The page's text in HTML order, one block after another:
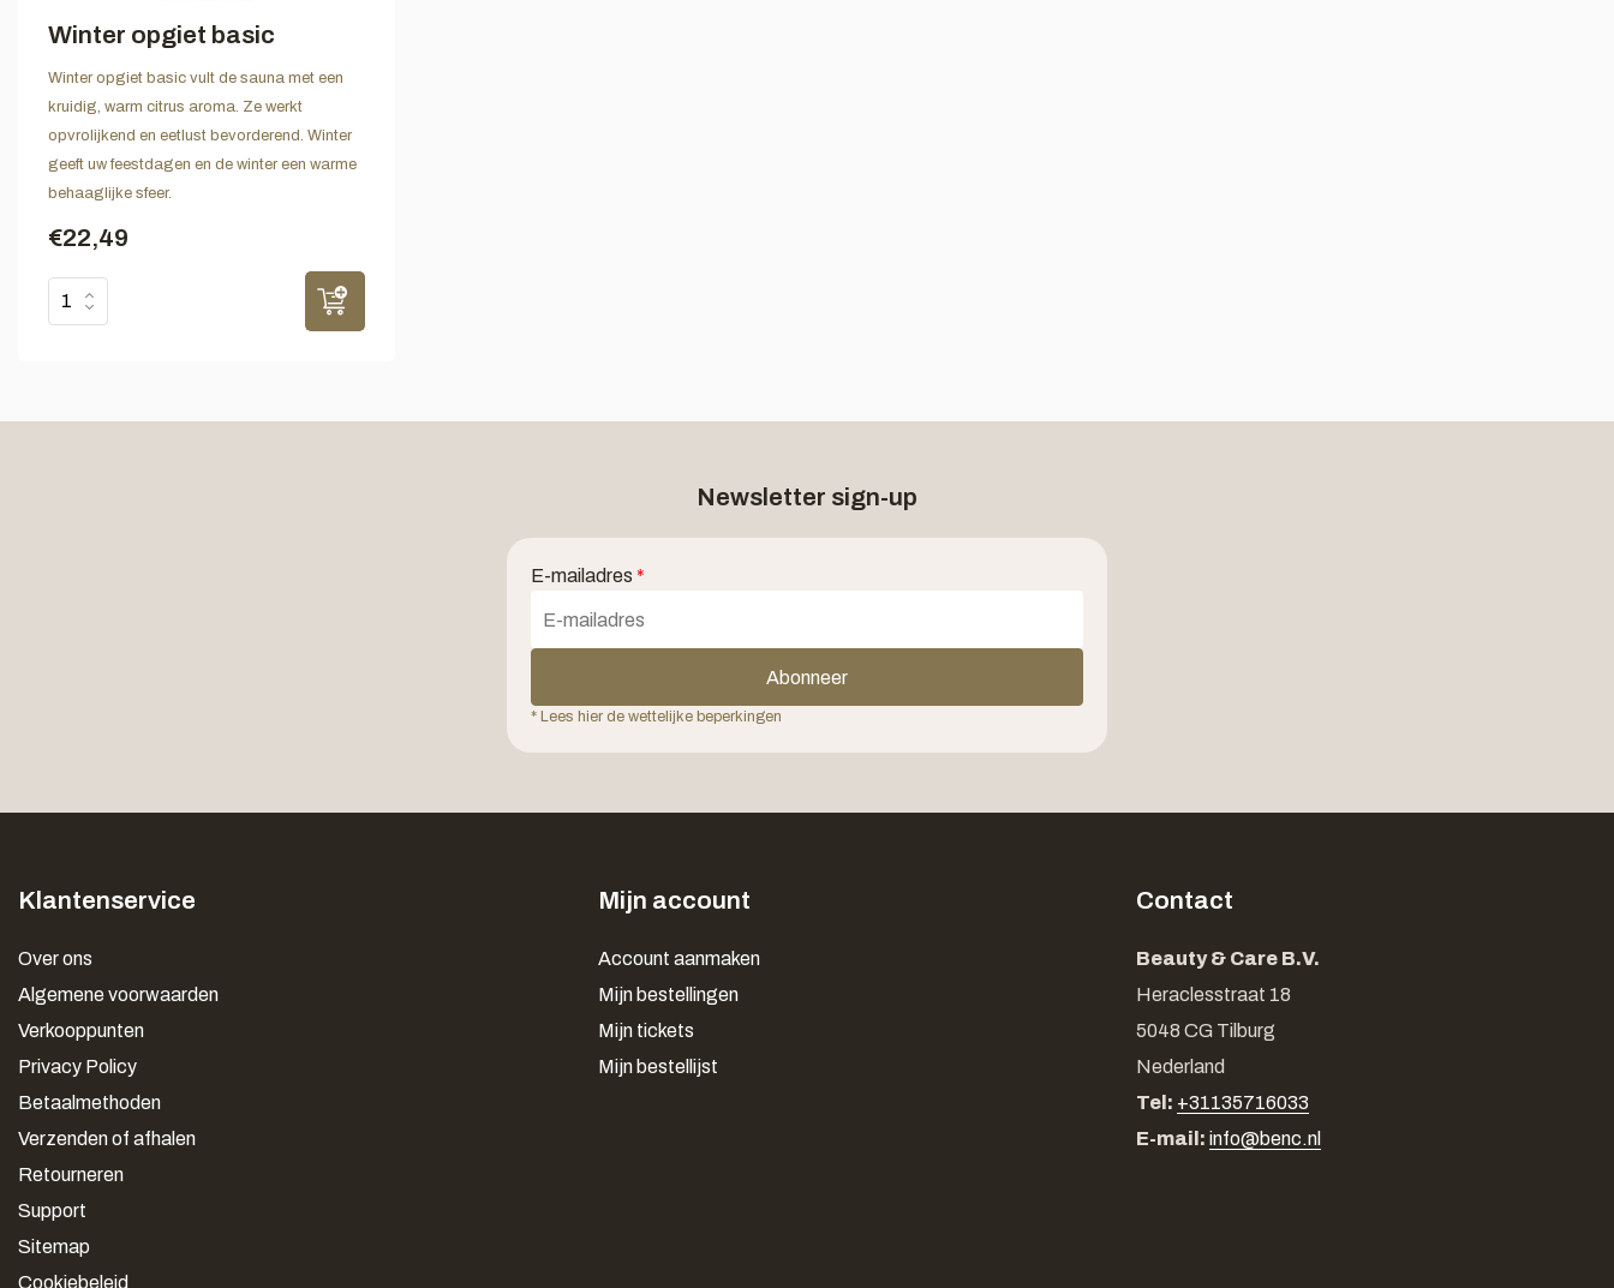
Winter opgiet basic
Winter opgiet basic vult de sauna met een
kruidig, warm citrus aroma. Ze werkt
opvrolijkend en eetlust bevorderend. Winter
geeft uw feestdagen en de winter een warme
behaaglijke sfeer.
€22,49
Newsletter sign-up
E-mailadres *
Abonneer
* Lees hier de wettelijke beperkingen
Klantenservice
Over ons
Algemene voorwaarden
Verkooppunten
Privacy Policy
Betaalmethoden
Verzenden of afhalen
Retourneren
Support
Sitemap
Cookiebeleid
Mijn account
Account aanmaken
Mijn bestellingen
Mijn tickets
Mijn bestellijst
Contact
Beauty & Care B.V.
Heraclesstraat 18
5048 CG Tilburg
Nederland
Tel: +31135716033
E-mail: info@benc.nl